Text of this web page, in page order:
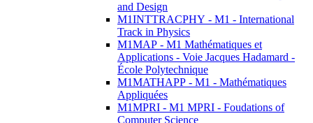
and Design
M1INTTRACPHY - M1 - International
Track in Physics
M1MAP - M1 Mathématiques et
Applications - Voie Jacques Hadamard -
École Polytechnique
M1MATHAPP - M1 - Mathématiques
Appliquées
M1MPRI - M1 MPRI - Foudations of
Computer Science